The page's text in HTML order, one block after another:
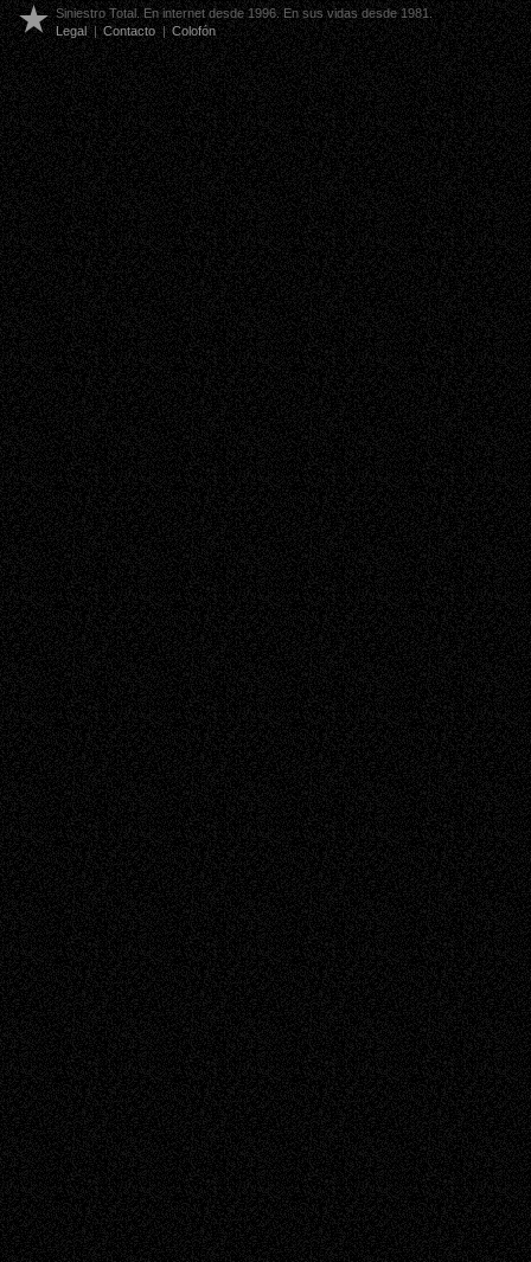
Siniestro Total. En internet desde 1996. En sus vidas desde 1981.
Legal | Contacto | Colofón